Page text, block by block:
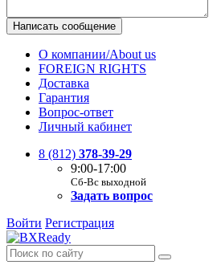
Написать сообщение
О компании/About us
FOREIGN RIGHTS
Доставка
Гарантия
Вопрос-ответ
Личный кабинет
8 (812) 378-39-29
9:00-17:00
Сб-Вс выходной
Задать вопрос
Войти Регистрация